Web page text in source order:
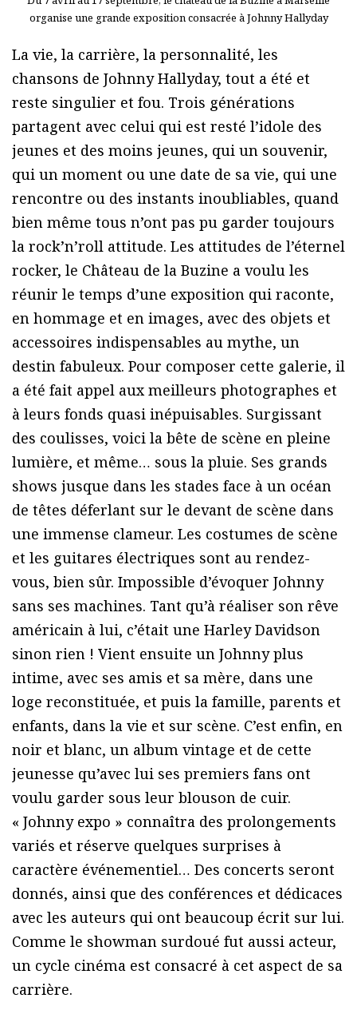
organise une grande exposition consacrée à Johnny Hallyday
La vie, la carrière, la personnalité, les
chansons de Johnny Hallyday, tout a été et
reste singulier et fou. Trois générations
partagent avec celui qui est resté l’idole des
jeunes et des moins jeunes, qui un souvenir,
qui un moment ou une date de sa vie, qui une
rencontre ou des instants inoubliables, quand
bien même tous n’ont pas pu garder toujours
la rock’n’roll attitude. Les attitudes de l’éternel
rocker, le Château de la Buzine a voulu les
réunir le temps d’une exposition qui raconte,
en hommage et en images, avec des objets et
accessoires indispensables au mythe, un
destin fabuleux. Pour composer cette galerie, il
a été fait appel aux meilleurs photographes et
à leurs fonds quasi inépuisables. Surgissant
des coulisses, voici la bête de scène en pleine
lumière, et même… sous la pluie. Ses grands
shows jusque dans les stades face à un océan
de têtes déferlant sur le devant de scène dans
une immense clameur. Les costumes de scène
et les guitares électriques sont au rendez-
vous, bien sûr. Impossible d’évoquer Johnny
sans ses machines. Tant qu’à réaliser son rêve
américain à lui, c’était une Harley Davidson
sinon rien ! Vient ensuite un Johnny plus
intime, avec ses amis et sa mère, dans une
loge reconstituée, et puis la famille, parents et
enfants, dans la vie et sur scène. C’est enfin, en
noir et blanc, un album vintage et de cette
jeunesse qu’avec lui ses premiers fans ont
voulu garder sous leur blouson de cuir.
« Johnny expo » connaîtra des prolongements
variés et réserve quelques surprises à
caractère événementiel… Des concerts seront
donnés, ainsi que des conférences et dédicaces
avec les auteurs qui ont beaucoup écrit sur lui.
Comme le showman surdoué fut aussi acteur,
un cycle cinéma est consacré à cet aspect de sa
carrière.